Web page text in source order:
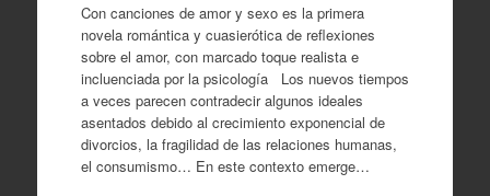
Con canciones de amor y sexo es la primera
novela romántica y cuasierótica de reflexiones
sobre el amor, con marcado toque realista e
incluenciada por la psicología Los nuevos tiempos
a veces parecen contradecir algunos ideales
asentados debido al crecimiento exponencial de
divorcios, la fragilidad de las relaciones humanas,
el consumismo… En este contexto emerge…